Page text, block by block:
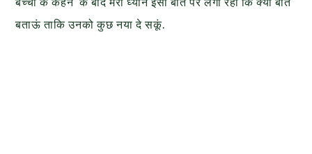
बताऊं ताकि उनको कुछ नया दे सकूं.